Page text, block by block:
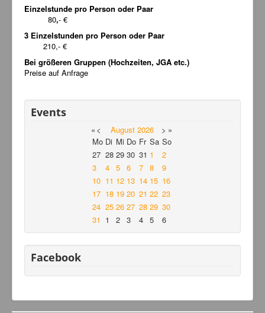
Einzelstunde pro Person oder Paar
80,- €
3 Einzelstunden pro Person oder Paar
210,- €
Bei größeren Gruppen (Hochzeiten, JGA etc.)
Preise auf Anfrage
Events
« < August 2026 > »
Mo Di Mi Do Fr Sa So
27 28 29 30 31 1
2
3
4 5 6 7 8
9
10 11 12 13 14 15 16
17 18 19 20 21 22 23
24 25 26 27 28 29 30
31 1 2 3 4 5 6
Facebook